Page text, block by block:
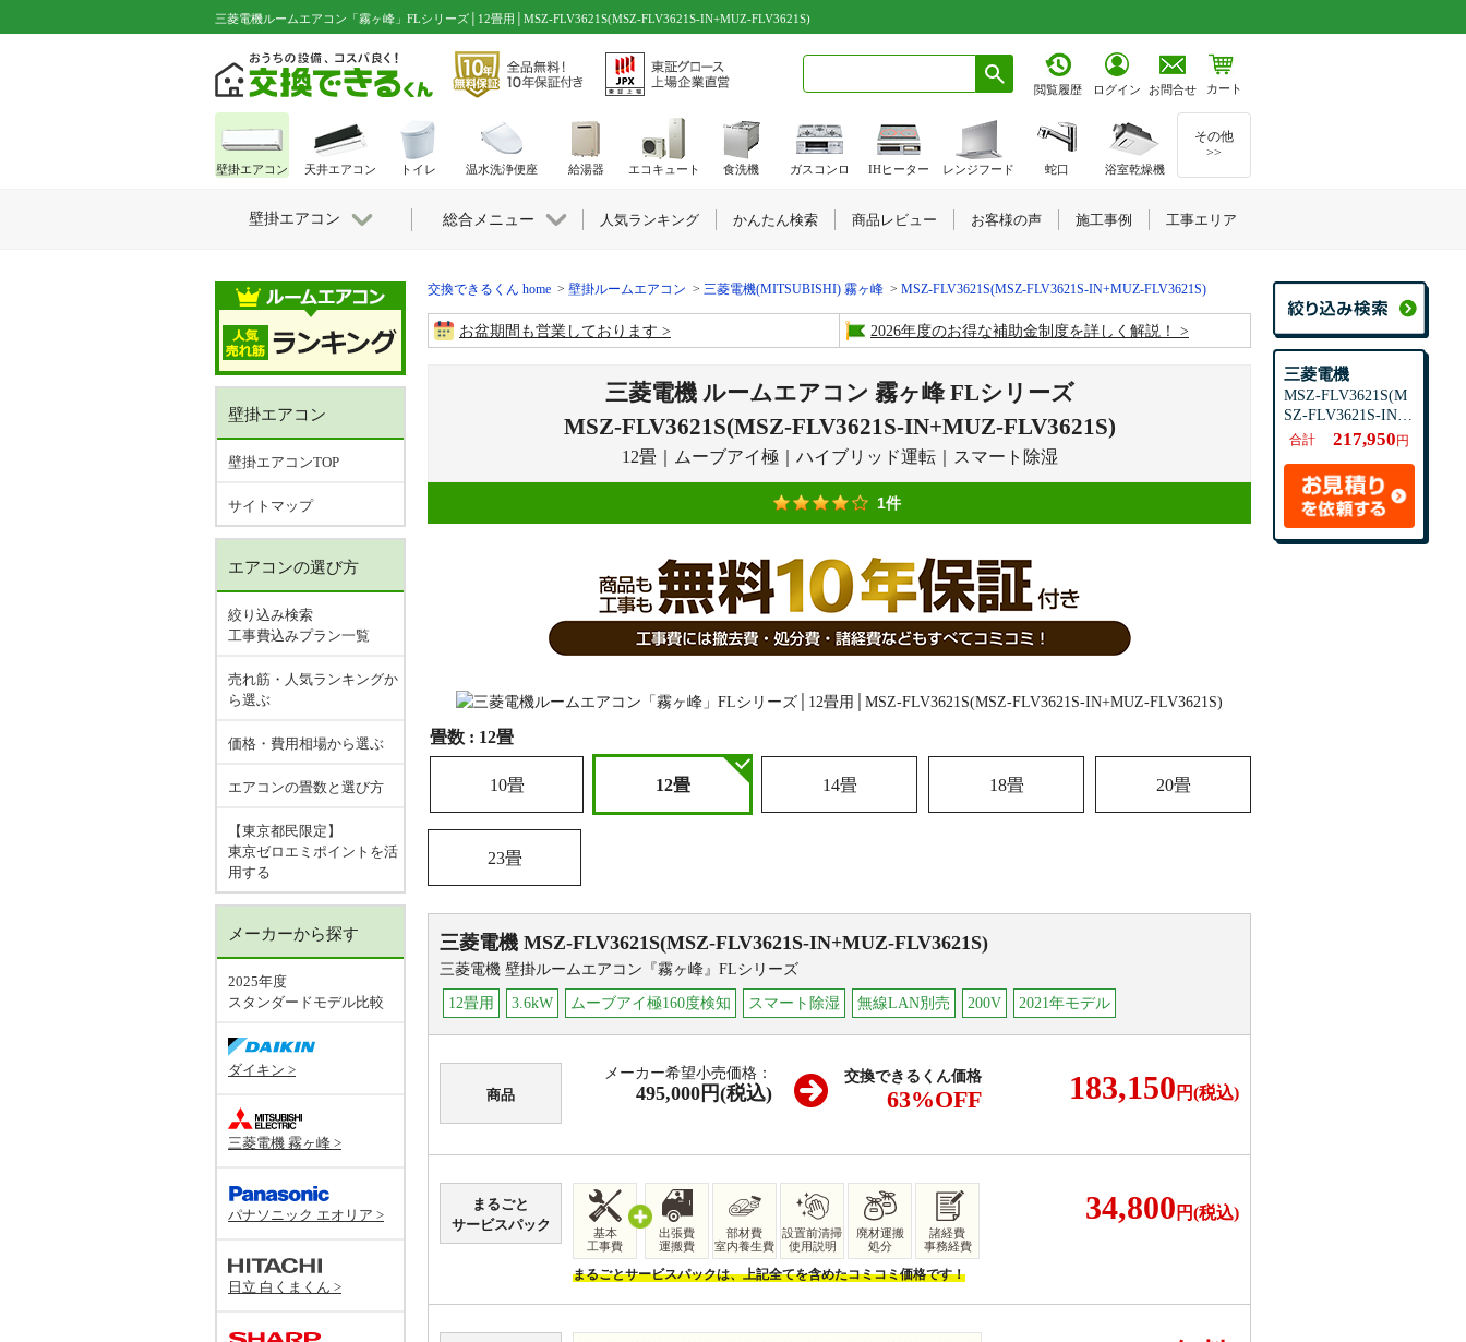
三菱電機
MSZ-FLV3621S(M
SZ-FLV3621S-IN+
MUZ-FLV3621S)
合計 217,950 円
三菱電機ルームエアコン「霧ヶ峰」FLシリーズ│12畳用│MSZ-FLV3621S(MSZ-FLV3621S-IN+MUZ-FLV3621S)
閲覧履歴 ログイン お問合せ カート
交換できるくん home 壁掛ルームエアコン 三菱電機(MITSUBISHI) 霧ヶ峰 MSZ-FLV3621S(MSZ-FLV3621S-IN+MUZ-FLV3621S)
お盆期間も営業しております 2026年度のお得な補助金制度を詳しく解説！
三菱電機 ルームエアコン 霧ヶ峰 FLシリーズ
MSZ-FLV3621S(MSZ-FLV3621S-IN+MUZ-FLV3621S)
12畳｜ムーブアイ極｜ハイブリッド運転｜スマート除湿
1件
畳数 : 12畳
10畳 12畳 14畳 18畳 20畳
23畳
三菱電機 MSZ-FLV3621S(MSZ-FLV3621S-IN+MUZ-FLV3621S)
三菱電機 壁掛ルームエアコン『霧ヶ峰』FLシリーズ
12畳用 3.6kW ムーブアイ極160度検知 スマート除湿 無線LAN別売 200V 2021年モデル
商品
メーカー希望小売価格：
495,000円(税込)
交換できるくん価格
63%OFF 183,150 円(税込)
まるごと
サービスパック
基本
工事費
出張費
運搬費
部材費
室内養生費
設置前清掃
使用説明
廃材運搬
処分
諸経費
事務経費
まるごとサービスパックは、上記全てを含めたコミコミ価格です！
34,800 円(税込)
壁掛エアコン
壁掛エアコンTOP
サイトマップ
エアコンの選び方
絞り込み検索
工事費込みプラン一覧
売れ筋・人気ランキングか
ら選ぶ
価格・費用相場から選ぶ
エアコンの畳数と選び方
【東京都民限定】
東京ゼロエミポイントを活
用する
メーカーから探す
2025年度
スタンダードモデル比較
ダイキン >
三菱電機 霧ヶ峰 >
パナソニック エオリア >
日立 白くまくん >
壁掛エアコン 天井エアコン トイレ 温水洗浄便座 給湯器 エコキュート 食洗機 ガスコンロ IHヒーター レンジフード 蛇口 浴室乾燥機
その他
>>
壁掛エアコン 総合メニュー 人気ランキング かんたん検索 商品レビュー お客様の声 施工事例 工事エリア